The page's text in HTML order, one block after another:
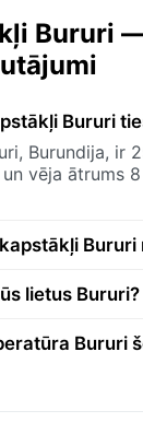
Bururi
Bururi
Burundija, ir
vēja ātrums
Bururi
lietus Bururi?
Bururi